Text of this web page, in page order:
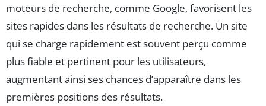
moteurs de recherche, comme Google, favorisent les
sites rapides dans les résultats de recherche. Un site
qui se charge rapidement est souvent perçu comme
plus fiable et pertinent pour les utilisateurs,
augmentant ainsi ses chances d’apparaître dans les
premières positions des résultats.